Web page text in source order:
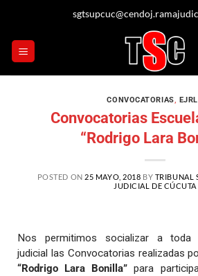
CONVOCATORIAS,
Convocatorias
“Rodrigo Lara
POSTED ON 25 MAYO, 2018 BY TRIBUNAL
JUDICIAL DE CÚCUTA
Nos permitimos socializar a toda
judicial las Convocatorias realizadas
“Rodrigo Lara Bonilla” para